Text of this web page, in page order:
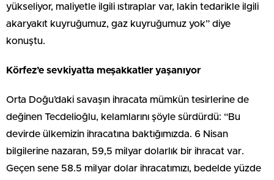
yükseliyor, maliyetle ilgili ıstıraplar var, lakin tedarikle ilgili
akaryakıt kuyruğumuz, gaz kuyruğumuz yok” diye
konuştu.
Körfez’e sevkiyatta meşakkatler yaşanıyor
Orta Doğu’daki savaşın ihracata mümkün tesirlerine de
değinen Tecdelioğlu, kelamlarını şöyle sürdürdü: “Bu
devirde ülkemizin ihracatına baktığımızda. 6 Nisan
bilgilerine nazaran, 59,5 milyar dolarlık bir ihracat var.
Geçen sene 58.5 milyar dolar ihracatımızı, bedelde yüzde